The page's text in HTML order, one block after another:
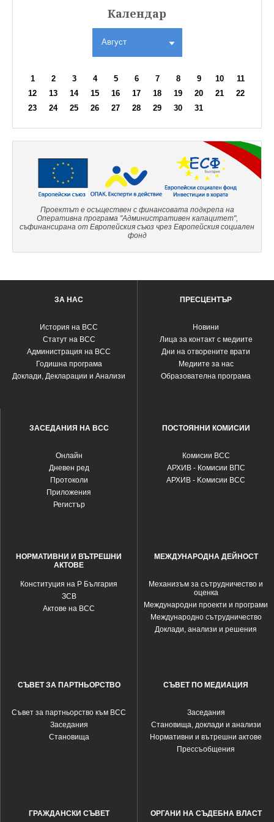
Календар
Август
1 2 3 4 5 6 7 8 9 10
11
12
13 14 15 16 17 18 19 20 21
22
23
24 25 26 27 28 29 30 31
Проектът е осъществен с финансовата подкрепа на
Оперативна програма "Административен капацитет",
съфинансирана от Европейския съюз чрез Европейския социален
фонд
ЗА НАС
История на ВСС
Статут на ВСС
Администрация на ВСС
Годишна програма
Доклади, Декларации и Анализи
ПРЕСЦЕНТЪР
Новини
Лица за контакт с медиите
Дни на отворените врати
Медиите за нас
Образователна програма
ЗАСЕДАНИЯ НА ВСС
Oнлайн
Дневен ред
Протоколи
Приложения
Регистър
ПОСТОЯННИ КОМИСИИ
Комисии ВСС
АРХИВ - Комисии ВПС
АРХИВ - Kомисии ВСС
НОРМАТИВНИ И ВЪТРЕШНИ
АКТОВЕ
Конституция на Р България
ЗСВ
Актове на ВСС
МЕЖДУНАРОДНА ДЕЙНОСТ
Механизъм за сътрудничество и
оценка
Международни проекти и програми
Международно сътрудничество
Доклади, анализи и решения
СЪВЕТ ЗА ПАРТНЬОРСТВО
Съвет за партньорство към ВСС
Заседания
Становища
СЪВЕТ ПО МЕДИАЦИЯ
Заседания
Становища, доклади и анализи
Нормативни и вътрешни актове
Прессъобщения
ГРАЖДАНСКИ СЪВЕТ ОРГАНИ НА СЪДЕБНА ВЛАСТ